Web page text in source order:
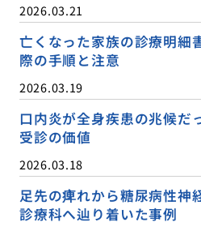
2026.03.21
亡くなった家族の診療明細
際の手順と注意
2026.03.19
口内炎が全身疾患の兆候だ
受診の価値
2026.03.18
足先の痺れから糖尿病性神
診療科へ辿り着いた事例